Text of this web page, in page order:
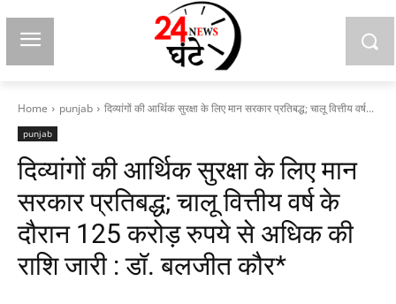
Home punjab दिव्यांगों की आर्थिक सुरक्षा के लिए मान सरकार प्रतिबद्ध; चालू वित्तीय वर्ष...
punjab
दिव्यांगों की आर्थिक सुरक्षा के लिए मान
सरकार प्रतिबद्ध; चालू वित्तीय वर्ष के
दौरान 125 करोड़ रुपये से अधिक की
राशि जारी : डॉ. बलजीत कौर*